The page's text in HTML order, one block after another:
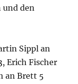
und den
Sippl an
Erich Fischer
an Brett 5